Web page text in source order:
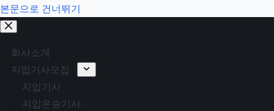
본문으로 건너뛰기
회사소개
지입기사모집
지입기사
지입운송기사